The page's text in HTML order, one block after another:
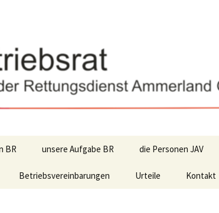
BR unsere Aufgabe BR die Personen JAV
Betriebsvereinbarungen Urteile Kontakt